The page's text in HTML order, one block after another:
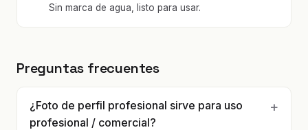
Sin marca de agua, listo para usar.
Preguntas frecuentes
¿Foto de perfil profesional sirve para uso
profesional / comercial?